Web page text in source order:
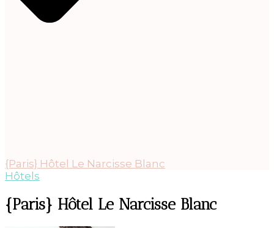
{Paris} Hôtel Le Narcisse Blanc
Hôtels
{Paris} Hôtel Le Narcisse Blanc